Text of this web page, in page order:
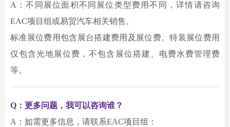
A：不同展位面积不同展位类型费用不同，详情请咨询
EAC项目组或易贸汽车相关销售。
标准展位费用包含展台搭建费用及展位费。特装展位费用
仅包含光地展位费，不包含展位搭建、电费水费管理费
等。
Q：更多问题，我可以咨询谁？
A：如需更多信息，请联系EAC项目组：